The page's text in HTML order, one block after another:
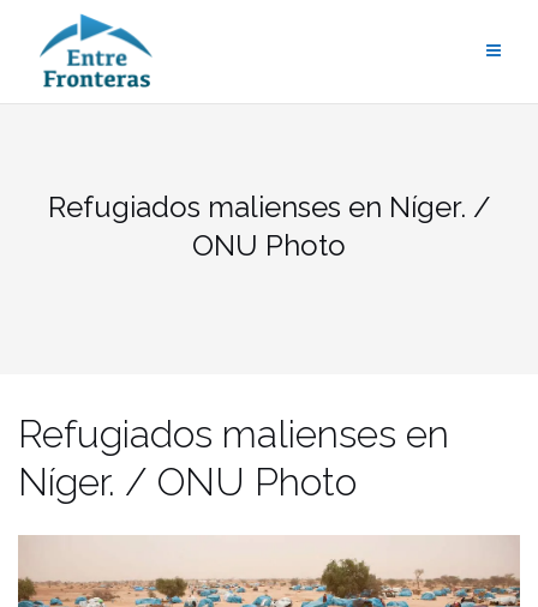
contenido
Refugiados malienses en Níger. /
ONU Photo
Refugiados malienses en
Níger. / ONU Photo